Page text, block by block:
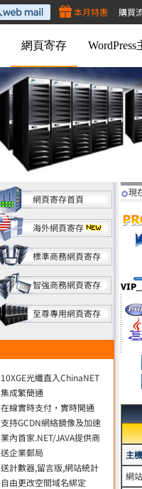
本月特惠 購買
網頁寄存 WordPress
網頁寄存首頁
海外網頁寄存
標準商務網頁寄存
智強商務網頁寄存
至尊專用網頁寄存
10XGE光纖直入ChinaNET
集成繁簡通
在線實時支付，實時開通
支持GCDN網絡鏡像及加速
業內首家.NET/JAVA提供商
送企業郵局
送計數器,留言版,網站統計
自由更改空間域名綁定
現
主
網